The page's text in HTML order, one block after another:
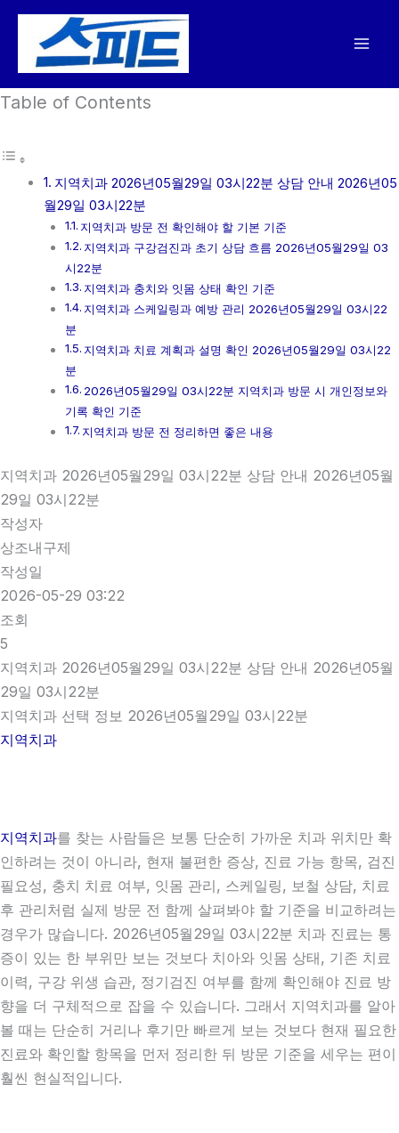
건
뛰
Table of Contents
지역치과 2026년05월29일 03시22분 상담 안내 2026년05
월29일 03시22분
지역치과 방문 전 확인해야 할 기본 기준
지역치과 구강검진과 초기 상담 흐름 2026년05월29일 03
시22분
지역치과 충치와 잇몸 상태 확인 기준
지역치과 스케일링과 예방 관리 2026년05월29일 03시22
분
지역치과 치료 계획과 설명 확인 2026년05월29일 03시22
분
2026년05월29일 03시22분 지역치과 방문 시 개인정보와
기록 확인 기준
지역치과 방문 전 정리하면 좋은 내용
지역치과 2026년05월29일 03시22분 상담 안내 2026년05월
29일 03시22분
작성자
상조내구제
작성일
2026-05-29 03:22
조회
5
지역치과 2026년05월29일 03시22분 상담 안내 2026년05월
29일 03시22분
지역치과 선택 정보 2026년05월29일 03시22분
지역치과
지역치과를 찾는 사람들은 보통 단순히 가까운 치과 위치만 확
인하려는 것이 아니라, 현재 불편한 증상, 진료 가능 항목, 검진
필요성, 충치 치료 여부, 잇몸 관리, 스케일링, 보철 상담, 치료
후 관리처럼 실제 방문 전 함께 살펴봐야 할 기준을 비교하려는
경우가 많습니다. 2026년05월29일 03시22분 치과 진료는 통
증이 있는 한 부위만 보는 것보다 치아와 잇몸 상태, 기존 치료
이력, 구강 위생 습관, 정기검진 여부를 함께 확인해야 진료 방
향을 더 구체적으로 잡을 수 있습니다. 그래서 지역치과를 알아
볼 때는 단순히 거리나 후기만 빠르게 보는 것보다 현재 필요한
진료와 확인할 항목을 먼저 정리한 뒤 방문 기준을 세우는 편이
훨씬 현실적입니다.